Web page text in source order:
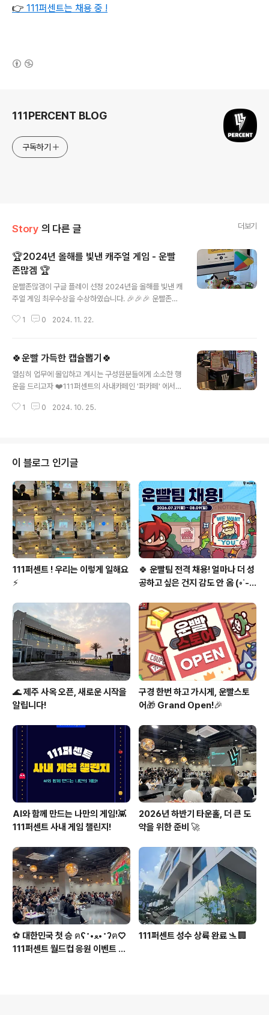
👉 111퍼센트는 채용 중 !
111PERCENT BLOG
구독하기
Story 의 다른 글 더보기
🏆2024년 올해를 빛낸 캐주얼 게임 - 운빨
존많겜 🏆
운빨존많겜이 구글 플레이 선정 2024년을 올해를 빛낸 캐
주얼 게임 최우수상을 수상하였습니다. 🎉🎉🎉 운빨존많
당당히 최고의 캐주얼 게임 상🏆을 받을 수 있었어요! 😎
끼리 모여 운빨팀에 대한 진심 어린 축하와 함께 뜨거운 박
수를 보냈고, 함께 화기애애 하게 컵케익을 나누어 먹었습
니다.❤️ 많은 분들이 진심으로 운빨의 수상을 축하해주시
니다. ❤️오늘도 운빨 가득한 하루 !🍀111퍼센트에 합류하
1 0 2024. 11. 22.
🍀운빨 가득한 캡슐뽑기🍀
열심히 업무에 몰입하고 계시는 구성원분들에게 소소한 행
운을 드리고자 ❤️111퍼센트의 사내카페인 '퍼카페' 에서
품은 커피 쿠폰부터 키링, 인기만점 New 웰컴키트 데스크
많은 구성원 분들이 즐거워해주셔서, 더욱더 행복한 금요
일을 보낼 수 있었습니다. ❤️오늘도 운빨 가득한 하루 !
🍀 111퍼센트에 합류하셔서 재밌는 이벤트를 즐기고 싶
으신 분들은?아래 페이지를 확인해 주세요!🤗 👉 111퍼센
트는 대규모 채용 중
1 0 2024. 10. 25.
이 블로그 인기글
111퍼센트 ! 우리는 이렇게 일해요
⚡
🍀 운빨팀 전격 채용! 얼마나 더 성
공하고 싶은 건지 감도 안 옴 (◦︎˙-˙
🌊 제주 사옥 오픈, 새로운 시작을
알립니다!
구경 한번 하고 가시게, 운빨스토
어🎁 Grand Open!🎉
AI와 함께 만드는 나만의 게임!👾
111퍼센트 사내 게임 챌린지!
2026년 하반기 타운홀, 더 큰 도
약을 위한 준비 🚀
⚽ 대한민국 첫 승 ฅʕ˶•ﻌ•˶ʔฅ♡
111퍼센트 월드컵 응원 이벤트 스
111퍼센트 성수 상륙 완료 🛬🏢